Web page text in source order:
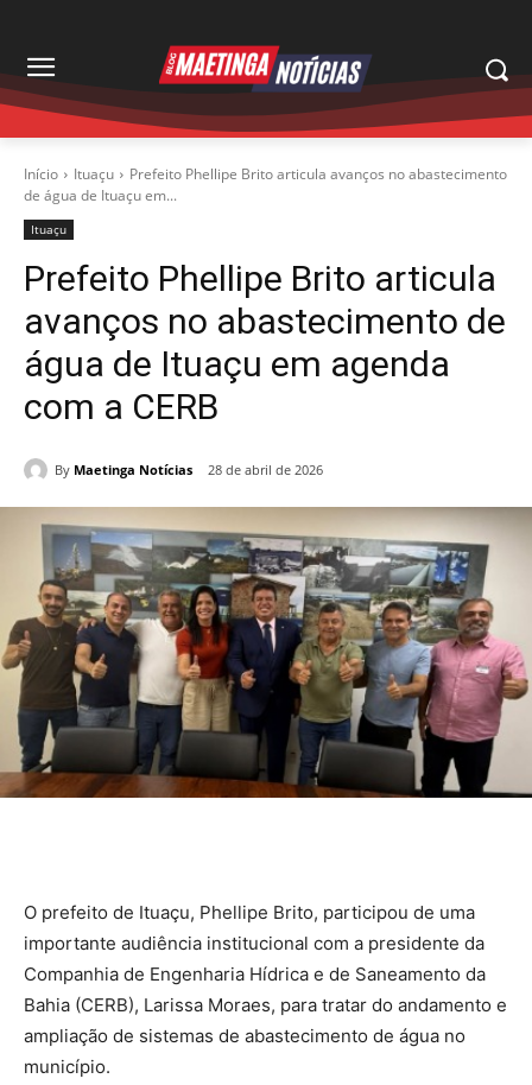
Início Ituaçu
Prefeito Phellipe Brito articula avanços no abastecimento
de água de Ituaçu em...
Ituaçu
Prefeito Phellipe Brito articula
avanços no abastecimento de
água de Ituaçu em agenda
com a CERB
By Maetinga Notícias 28 de abril de 2026
O prefeito de Ituaçu, Phellipe Brito, participou de uma
importante audiência institucional com a presidente da
Companhia de Engenharia Hídrica e de Saneamento da
Bahia (CERB), Larissa Moraes, para tratar do andamento e
ampliação de sistemas de abastecimento de água no
município.